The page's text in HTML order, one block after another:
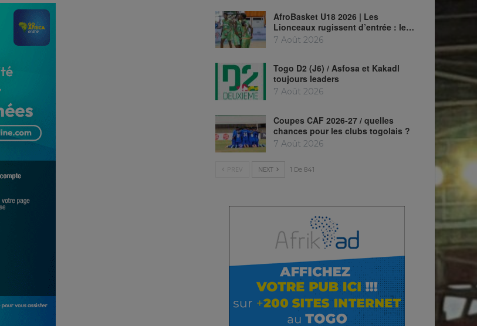
AfroBasket U18 2026 | Les
Lionceaux rugissent d’entrée : le…
7 Août 2026
Togo D2 (J6) / Asfosa et Kakadl
toujours leaders
7 Août 2026
Coupes CAF 2026-27 / quelles
chances pour les clubs togolais ?
7 Août 2026
NEXT 1 De 841